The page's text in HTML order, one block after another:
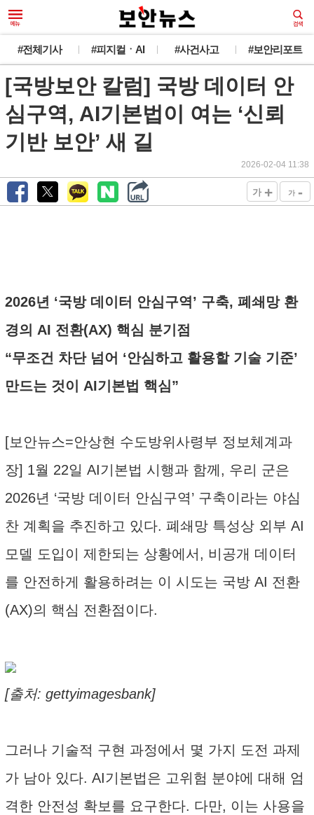
#전체기사 #피지컬ㆍAI #사건사고 #보안리포트
[국방보안 칼럼] 국방 데이터 안
심구역, AI기본법이 여는 ‘신뢰
기반 보안’ 새 길
2026-02-04 11:38
가 + 가 -
2026년 ‘국방 데이터 안심구역’ 구축, 폐쇄망 환
경의 AI 전환(AX) 핵심 분기점
“무조건 차단 넘어 ‘안심하고 활용할 기술 기준’
만드는 것이 AI기본법 핵심”
[보안뉴스=안상현 수도방위사령부 정보체계과
장] 1월 22일 AI기본법 시행과 함께, 우리 군은
2026년 ‘국방 데이터 안심구역’ 구축이라는 야심
찬 계획을 추진하고 있다. 폐쇄망 특성상 외부 AI
모델 도입이 제한되는 상황에서, 비공개 데이터
를 안전하게 활용하려는 이 시도는 국방 AI 전환
(AX)의 핵심 전환점이다.
[출처: gettyimagesbank]
그러나 기술적 구현 과정에서 몇 가지 도전 과제
가 남아 있다. AI기본법은 고위험 분야에 대해 엄
격한 안전성 확보를 요구한다. 다만, 이는 사용을